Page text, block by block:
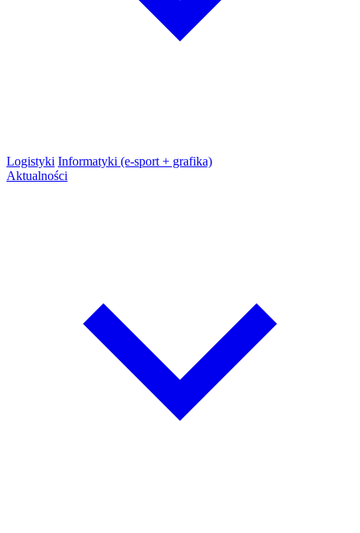
Logistyki Informatyki (e-sport + grafika)
Aktualności